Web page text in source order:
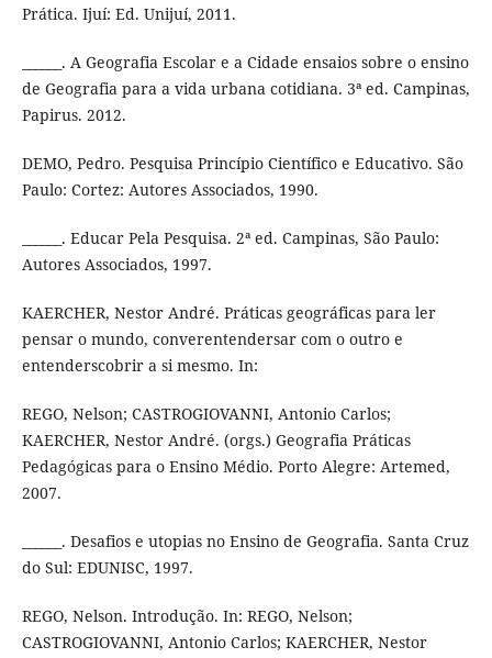
Prática. Ijuí: Ed. Unijuí, 2011.
______. A Geografia Escolar e a Cidade ensaios sobre o ensino
de Geografia para a vida urbana cotidiana. 3ª ed. Campinas,
Papirus. 2012.
DEMO, Pedro. Pesquisa Princípio Científico e Educativo. São
Paulo: Cortez: Autores Associados, 1990.
______. Educar Pela Pesquisa. 2ª ed. Campinas, São Paulo:
Autores Associados, 1997.
KAERCHER, Nestor André. Práticas geográficas para ler
pensar o mundo, converentendersar com o outro e
entenderscobrir a si mesmo. In:
REGO, Nelson; CASTROGIOVANNI, Antonio Carlos;
KAERCHER, Nestor André. (orgs.) Geografia Práticas
Pedagógicas para o Ensino Médio. Porto Alegre: Artemed,
2007.
______. Desafios e utopias no Ensino de Geografia. Santa Cruz
do Sul: EDUNISC, 1997.
REGO, Nelson. Introdução. In: REGO, Nelson;
CASTROGIOVANNI, Antonio Carlos; KAERCHER, Nestor